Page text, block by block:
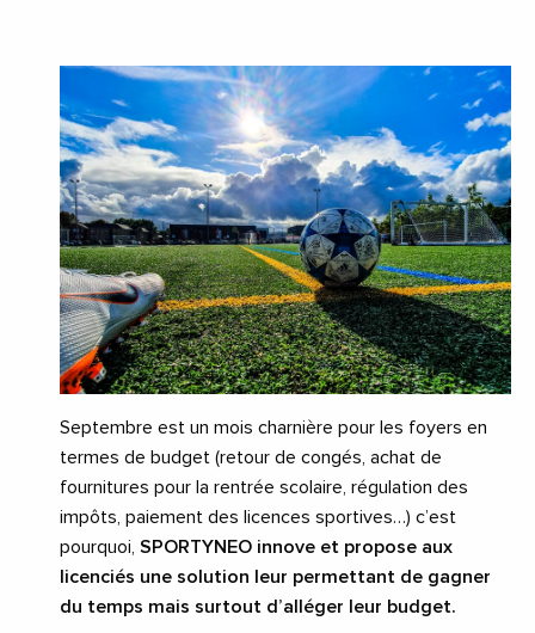
Septembre est un mois charnière pour les foyers en
termes de budget (retour de congés, achat de
fournitures pour la rentrée scolaire, régulation des
impôts, paiement des licences sportives…) c’est
pourquoi, SPORTYNEO innove et propose aux
licenciés une solution leur permettant de gagner
du temps mais surtout d’alléger leur budget.